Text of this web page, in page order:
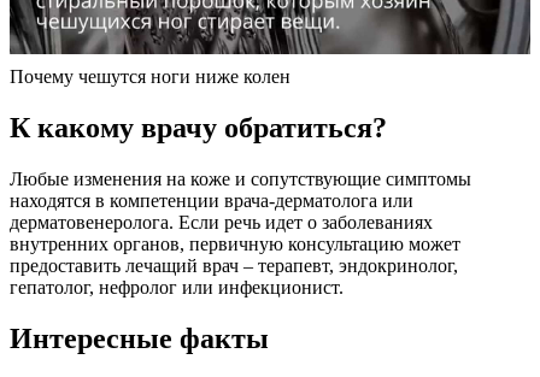
Почему чешутся ноги ниже колен
К какому врачу обратиться?
Любые изменения на коже и сопутствующие симптомы
находятся в компетенции врача-дерматолога или
дерматовенеролога. Если речь идет о заболеваниях
внутренних органов, первичную консультацию может
предоставить лечащий врач – терапевт, эндокринолог,
гепатолог, нефролог или инфекционист.
Интересные факты